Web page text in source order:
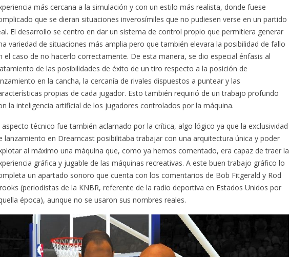
más cercana a la simulación y con un estilo más realista, donde fuese
que se dieran situaciones inverosímiles que no pudiesen verse en un partido
El desarrollo se centro en dar un sistema de control propio que permitiera generar
variedad de situaciones más amplia pero que también elevara la posibilidad de fallo
el caso de no hacerlo correctamente. De esta manera, se dio especial énfasis al
de las posibilidades de éxito de un tiro respecto a la posición de
en la cancha, la cercanía de rivales dispuestos a puntear y las
propias de cada jugador. Esto también requirió de un trabajo profundo
la inteligencia artificial de los jugadores controlados por la máquina.
aspecto técnico fue también aclamado por la crítica, algo lógico ya que la exclusividad
lanzamiento en Dreamcast posibilitaba trabajar con una arquitectura única y poder
al máximo una máquina que, como ya hemos comentado, era capaz de traer la
gráfica y jugable de las máquinas recreativas. A este buen trabajo gráfico lo
un apartado sonoro que cuenta con los comentarios de Bob Fitgerald y Rod
(periodistas de la KNBR, referente de la radio deportiva en Estados Unidos por
época), aunque no se usaron sus nombres reales.